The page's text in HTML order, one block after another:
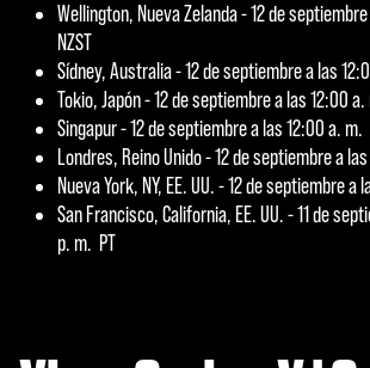
Wellington, Nueva Zelanda - 12 de
NZST
Sídney, Australia - 12 de septiembre a las
Tokio, Japón - 12 de septiembre a las 12:00
Singapur - 12 de septiembre a las 12:00 a. m.
Londres, Reino Unido - 12 de septiembre a
Nueva York, NY, EE. UU. - 12 de septiembre a
San Francisco, California, EE. UU. - 11 de
p. m. PT